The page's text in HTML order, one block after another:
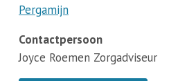
Pergamijn
Contactpersoon
Joyce Roemen Zorgadviseur